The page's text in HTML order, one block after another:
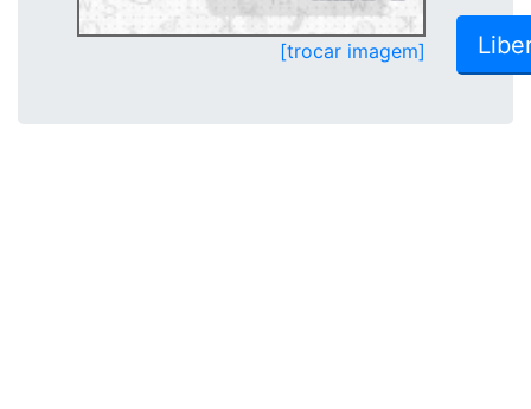
[trocar imagem]